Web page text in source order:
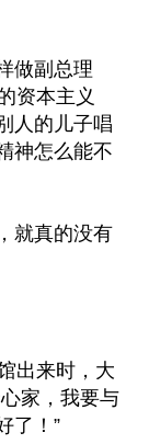
做副总理
资本主义
人的儿子唱
神怎么能不
就真的没有
出来时，大
家，我要与
了！”